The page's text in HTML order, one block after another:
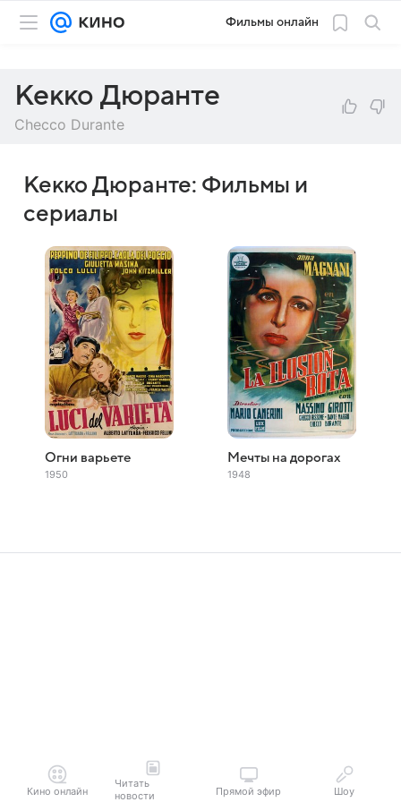
Фильмы онлайн
Кекко Дюранте
Checco Durante
Кекко Дюранте: Фильмы и
сериалы
Огни варьете
1950
Мечты на дорогах
1948
Кино онлайн
Читать
новости
Прямой эфир Шоу